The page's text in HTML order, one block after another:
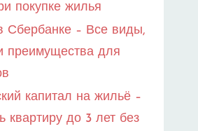
покупке жилья
Сбербанке – Все виды,
преимущества для
капитал на жильё –
квартиру до 3 лет без